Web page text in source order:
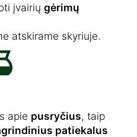
įvairių gėrimų
atskirame skyriuje.
apie pusryčius, taip
patiekalus